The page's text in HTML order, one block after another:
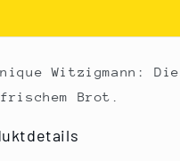
Witzigmann:
Brot.